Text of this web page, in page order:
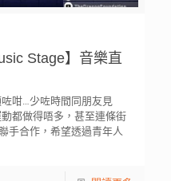
Stage】音樂直
咁…少咗時間同朋友見
都做得唔多，甚至連條街
手合作，希望透過青年人